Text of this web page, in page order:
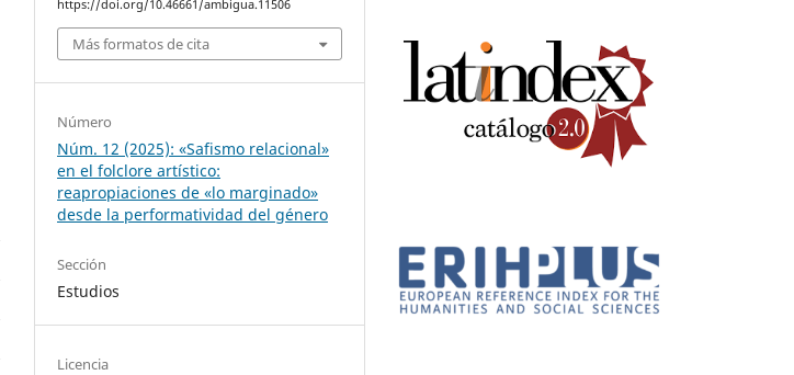
https://doi.org/10.46661/ambigua.11506
Más formatos de cita
Número
Núm. 12 (2025): «Safismo relacional»
en el folclore artístico:
reapropiaciones de «lo marginado»
desde la performatividad del género
Sección
Estudios
Licencia